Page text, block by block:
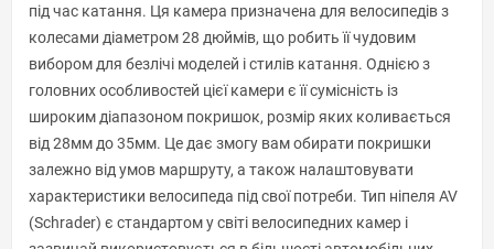
під час катання. Ця камера призначена для велосипедів з
колесами діаметром 28 дюймів, що робить її чудовим
вибором для безлічі моделей і стилів катання. Однією з
головних особливостей цієї камери є її сумісність із
широким діапазоном покришок, розмір яких коливається
від 28мм до 35мм. Це дає змогу вам обирати покришки
залежно від умов маршруту, а також налаштовувати
характеристики велосипеда під свої потреби. Тип ніпеля AV
(Schrader) є стандартом у світі велосипедних камер і